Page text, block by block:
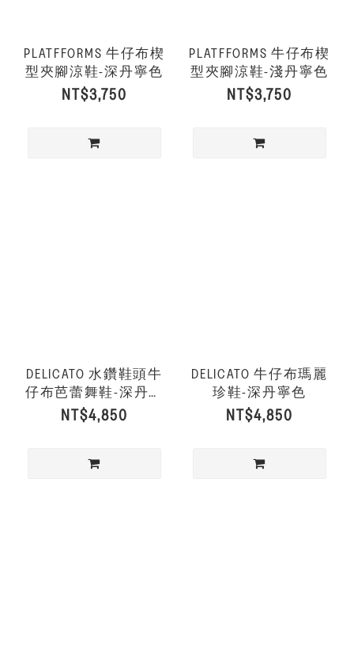
PLATFFORMS 牛仔布楔
型夾腳涼鞋-深丹寧色
NT$3,750
PLATFFORMS 牛仔布楔
型夾腳涼鞋-淺丹寧色
NT$3,750
DELICATO 水鑽鞋頭牛
仔布芭蕾舞鞋-深丹寧
色
NT$4,850
DELICATO 牛仔布瑪麗
珍鞋-深丹寧色
NT$4,850